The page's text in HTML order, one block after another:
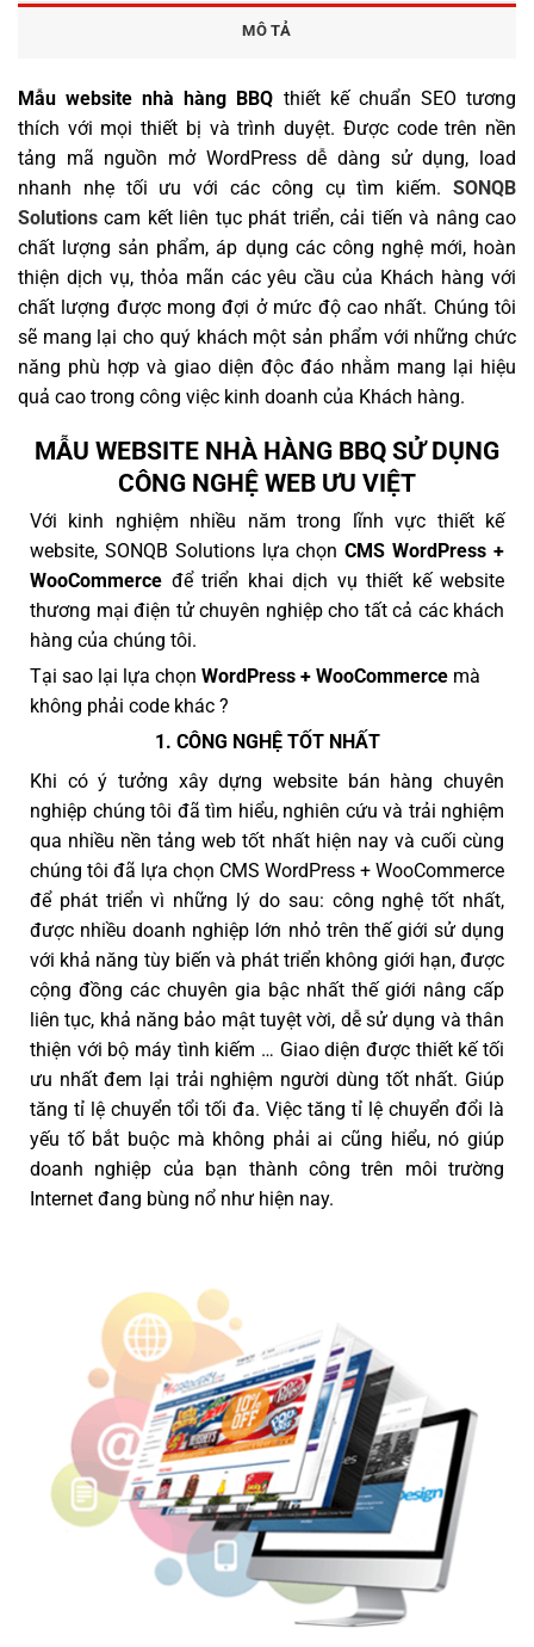
MÔ TẢ
Mẫu website nhà hàng BBQ thiết kế chuẩn SEO tương
thích với mọi thiết bị và trình duyệt. Được code trên nền
tảng mã nguồn mở WordPress dễ dàng sử dụng, load
nhanh nhẹ tối ưu với các công cụ tìm kiếm. SONQB
Solutions cam kết liên tục phát triển, cải tiến và nâng cao
chất lượng sản phẩm, áp dụng các công nghệ mới, hoàn
thiện dịch vụ, thỏa mãn các yêu cầu của Khách hàng với
chất lượng được mong đợi ở mức độ cao nhất. Chúng tôi
sẽ mang lại cho quý khách một sản phẩm với những chức
năng phù hợp và giao diện độc đáo nhằm mang lại hiệu
quả cao trong công việc kinh doanh của Khách hàng.
MẪU WEBSITE NHÀ HÀNG BBQ SỬ DỤNG
CÔNG NGHỆ WEB ƯU VIỆT
Với kinh nghiệm nhiều năm trong lĩnh vực thiết kế
website, SONQB Solutions lựa chọnCMS WordPress +
WooCommerce để triển khai dịch vụ thiết kế website
thương mại điện tử chuyên nghiệp cho tất cả các khách
hàng của chúng tôi.
Tại sao lại lựa chọn WordPress + WooCommerce mà
không phải code khác ?
1. CÔNG NGHỆ TỐT NHẤT
Khi có ý tưởng xây dựng website bán hàng chuyên
nghiệp chúng tôi đã tìm hiểu, nghiên cứu và trải nghiệm
qua nhiều nền tảng web tốt nhất hiện nay và cuối cùng
chúng tôi đã lựa chọn CMS WordPress + WooCommerce
để phát triển vì những lý do sau: công nghệ tốt nhất,
được nhiều doanh nghiệp lớn nhỏ trên thế giới sử dụng
với khả năng tùy biến và phát triển không giới hạn, được
cộng đồng các chuyên gia bậc nhất thế giới nâng cấp
liên tục, khả năng bảo mật tuyệt vời, dễ sử dụng và thân
thiện với bộ máy tình kiếm … Giao diện được thiết kế tối
ưu nhất đem lại trải nghiệm người dùng tốt nhất. Giúp
tăng tỉ lệ chuyển tổi tối đa. Việc tăng tỉ lệ chuyển đổi là
yếu tố bắt buộc mà không phải ai cũng hiểu, nó giúp
doanh nghiệp của bạn thành công trên môi trường
Internet đang bùng nổ như hiện nay.